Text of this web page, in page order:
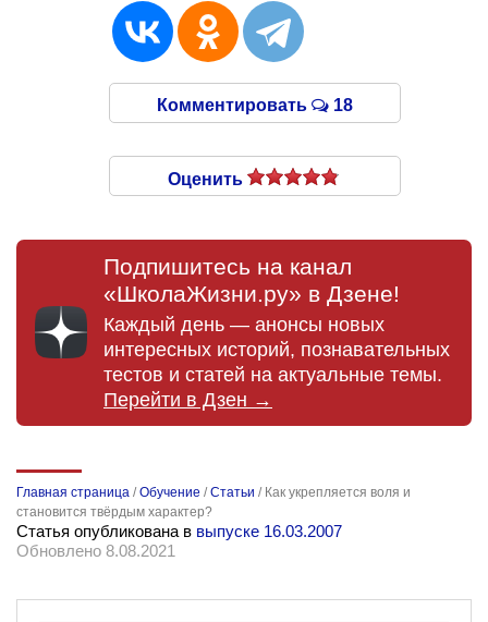
Комментировать 18
Оценить
Подпишитесь на канал
«ШколаЖизни.ру» в Дзене!
Каждый день — анонсы новых
интересных историй, познавательных
тестов и статей на актуальные темы.
Перейти в Дзен →
Главная страница /Обучение /Статьи / Как укрепляется воля и
становится твёрдым характер?
Статья опубликована в выпуске 16.03.2007
Обновлено 8.08.2021